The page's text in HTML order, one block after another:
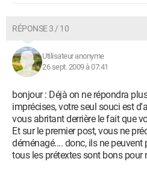
RÉPONSE 3 / 10
Utilisateur anonyme
26 sept. 2009 à 07:41
bonjour : Déjà on ne répondra
imprécises, votre seul souci est
vous abritant derrière le fait que
Et sur le premier post, vous ne
déménagé.... donc, ils ne
tous les prétextes sont bons pour